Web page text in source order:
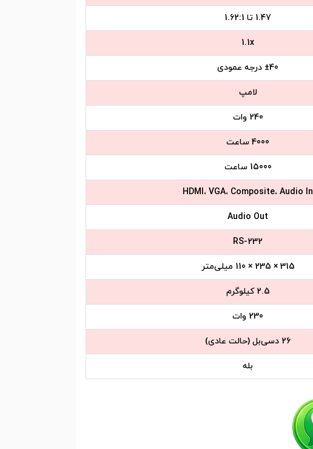
1.47 تا 1.62:1
1.1x
±40 درجه عمودی
لامپ
240 وات
4000 ساعت
15000 ساعت
HDMI، VGA، Composite، Audio In
Audio Out
RS-232
315 × 235 × 110 میلی‌متر
2.5 کیلوگرم
230 وات
26 دسی‌بل (حالت عادی)
بله